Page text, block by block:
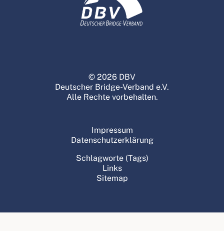
© 2026 DBV
Deutscher Bridge-Verband e.V.
Alle Rechte vorbehalten.
Impressum
Datenschutzerklärung
Schlagworte (Tags)
Links
Sitemap